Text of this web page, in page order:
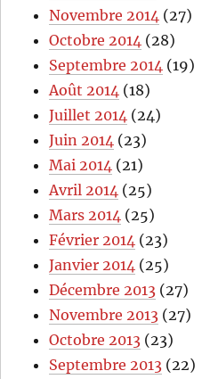
Novembre 2014 (27)
Octobre 2014 (28)
Septembre 2014 (19)
Août 2014 (18)
Juillet 2014 (24)
Juin 2014 (23)
Mai 2014 (21)
Avril 2014 (25)
Mars 2014 (25)
Février 2014 (23)
Janvier 2014 (25)
Décembre 2013 (27)
Novembre 2013 (27)
Octobre 2013 (23)
Septembre 2013 (22)